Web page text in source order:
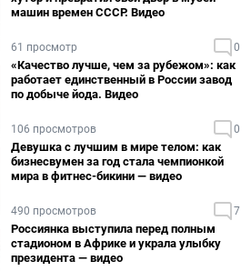
машин времен СССР. Видео
61 просмотр 0
«Качество лучше, чем за рубежом»: как
работает единственный в России завод
по добыче йода. Видео
106 просмотров 0
Девушка с лучшим в мире телом: как
бизнесвумен за год стала чемпионкой
мира в фитнес-бикини — видео
490 просмотров 7
Россиянка выступила перед полным
стадионом в Африке и украла улыбку
президента — видео